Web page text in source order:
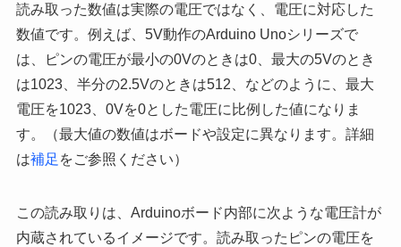
読み取った数値は実際の電圧ではなく、電圧に対応した
数値です。例えば、5V動作のArduino Unoシリーズで
は、ピンの電圧が最小の0Vのときは0、最大の5Vのとき
は1023、半分の2.5Vのときは512、などのように、最大
電圧を1023、0Vを0とした電圧に比例した値になりま
す。（最大値の数値はボードや設定に異なります。詳細
は補足 をご参照ください）
この読み取りは、Arduinoボード内部に次ような電圧計が
内蔵されているイメージです。読み取ったピンの電圧を